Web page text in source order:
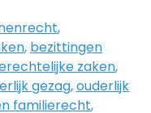
,
, bezittingen
zaken,
gezag,ouderlijk
familierecht,